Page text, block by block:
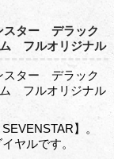
ター デラック
フルオリジナル
ター デラック
フルオリジナル
】。
ヤルです。